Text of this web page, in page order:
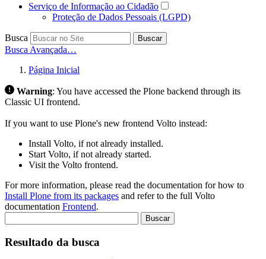
Serviço de Informação ao Cidadão
Proteção de Dados Pessoais (LGPD)
Busca Buscar
Busca Avançada…
Página Inicial
Warning: You have accessed the Plone backend through its
Classic UI frontend.
If you want to use Plone's new frontend Volto instead:
Install Volto, if not already installed.
Start Volto, if not already started.
Visit the Volto frontend.
For more information, please read the documentation for how to
Install Plone from its packages and refer to the full Volto
documentation Frontend.
Resultado da busca